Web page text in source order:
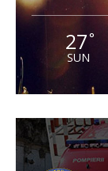
27°
SUN